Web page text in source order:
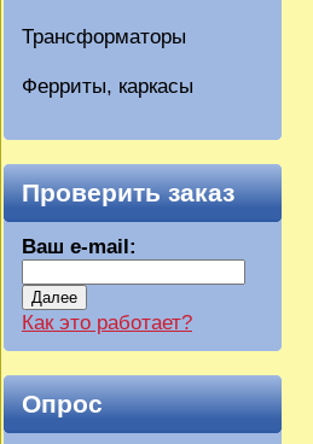
Трансформаторы
Ферриты, каркасы
Проверить заказ
Ваш e-mail:
Далее
Как это работает?
Опрос